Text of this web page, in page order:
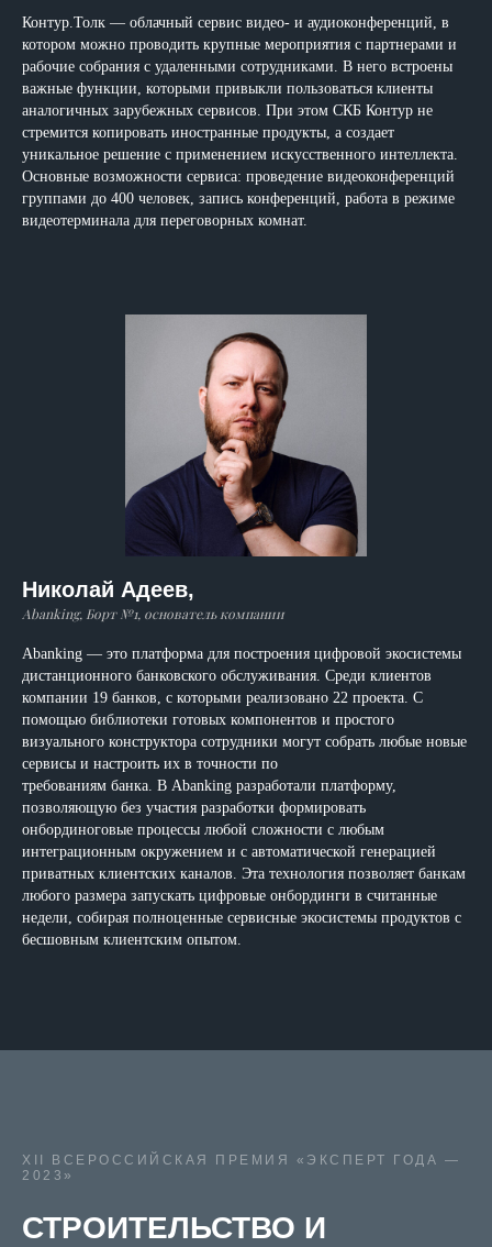
Контур.Толк — облачный сервис видео- и аудиоконференций, в
котором можно проводить крупные мероприятия с партнерами и
рабочие собрания с удаленными сотрудниками. В него встроены
важные функции, которыми привыкли пользоваться клиенты
аналогичных зарубежных сервисов. При этом СКБ Контур не
стремится копировать иностранные продукты, а создает
уникальное решение с применением искусственного интеллекта.
Основные возможности сервиса: проведение видеоконференций
группами до 400 человек, запись конференций, работа в режиме
видеотерминала для переговорных комнат.
Николай Адеев,
Abanking, Борт №1, основатель компании
Abanking — это платформа для построения цифровой экосистемы
дистанционного банковского обслуживания. Среди клиентов
компании 19 банков, с которыми реализовано 22 проекта. С
помощью библиотеки готовых компонентов и простого
визуального конструктора сотрудники могут собрать любые новые
сервисы и настроить их в точности по
требованиям банка. В Abanking разработали платформу,
позволяющую без участия разработки формировать
онбординоговые процессы любой сложности с любым
интеграционным окружением и с автоматической генерацией
приватных клиентских каналов. Эта технология позволяет банкам
любого размера запускать цифровые онбординги в считанные
недели, собирая полноценные сервисные экосистемы продуктов с
бесшовным клиентским опытом.
XII ВСЕРОССИЙСКАЯ ПРЕМИЯ «ЭКСПЕРТ ГОДА —
2023»
СТРОИТЕЛЬСТВО И